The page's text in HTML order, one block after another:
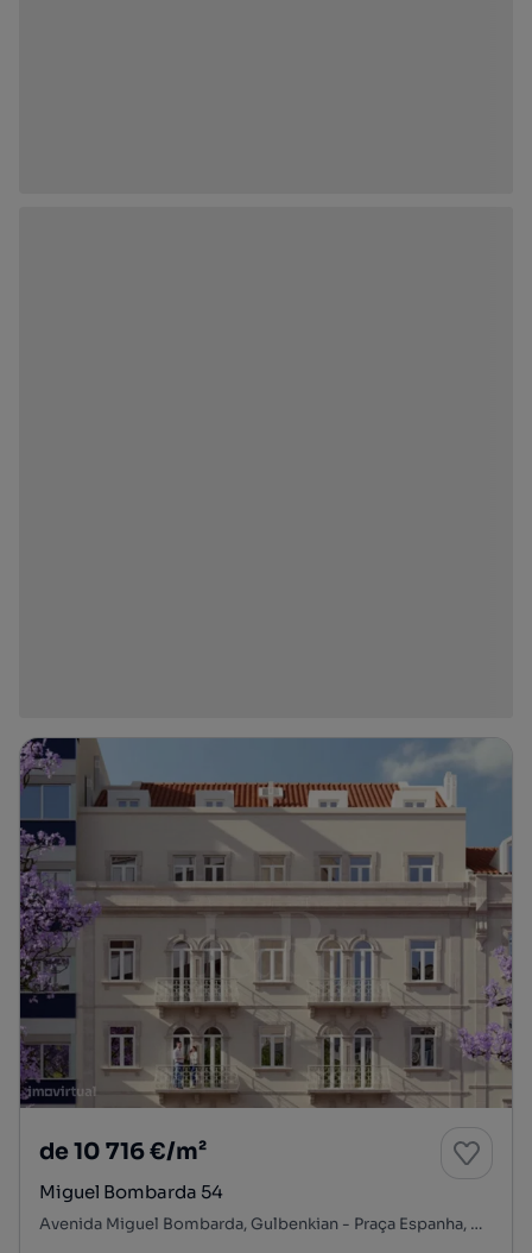
de 10 716 €/m²
Miguel Bombarda 54
Avenida Miguel Bombarda, Gulbenkian - Praça Espanha, Avenidas Novas, Lisboa, Lisboa